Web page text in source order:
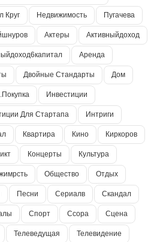
Круг Недвижимость Пугачева
Актеры Активныйдоход
Аренда
Двойные Стандарты Дом
Инвестиции
Для Стартапа Интриги
Квартира Кино Киркоров
Концерты Культура
Общество Отдых
Песни Сериалв Скандал
Спорт Ссора Сцена
Телеведущая Телевидение